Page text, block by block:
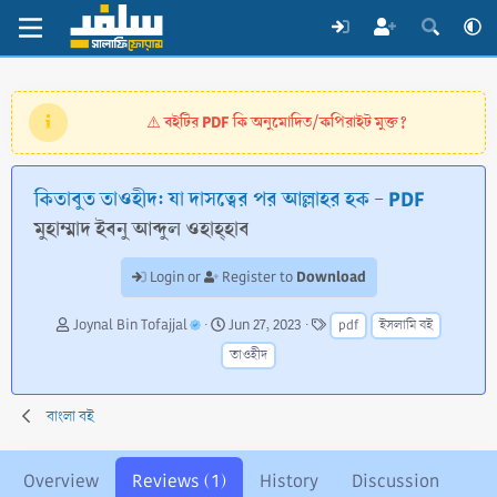
⚠️বইটির PDF কি অনুমোদিত/কপিরাইট মুক্ত?
কিতাবুত তাওহীদ: যা দাসত্বের পর আল্লাহর হক - PDF
মুহাম্মাদ ইবনু আব্দুল ওহাহ্হাব
Login or Register to Download
A
r
Joynal Bin Tofajjal
C
r
e
o
Jun 27, 2023
T
a
pdf
ইসলামি বই
তাওহীদ
বাংলা বই
Overview Reviews (1) History Discussion